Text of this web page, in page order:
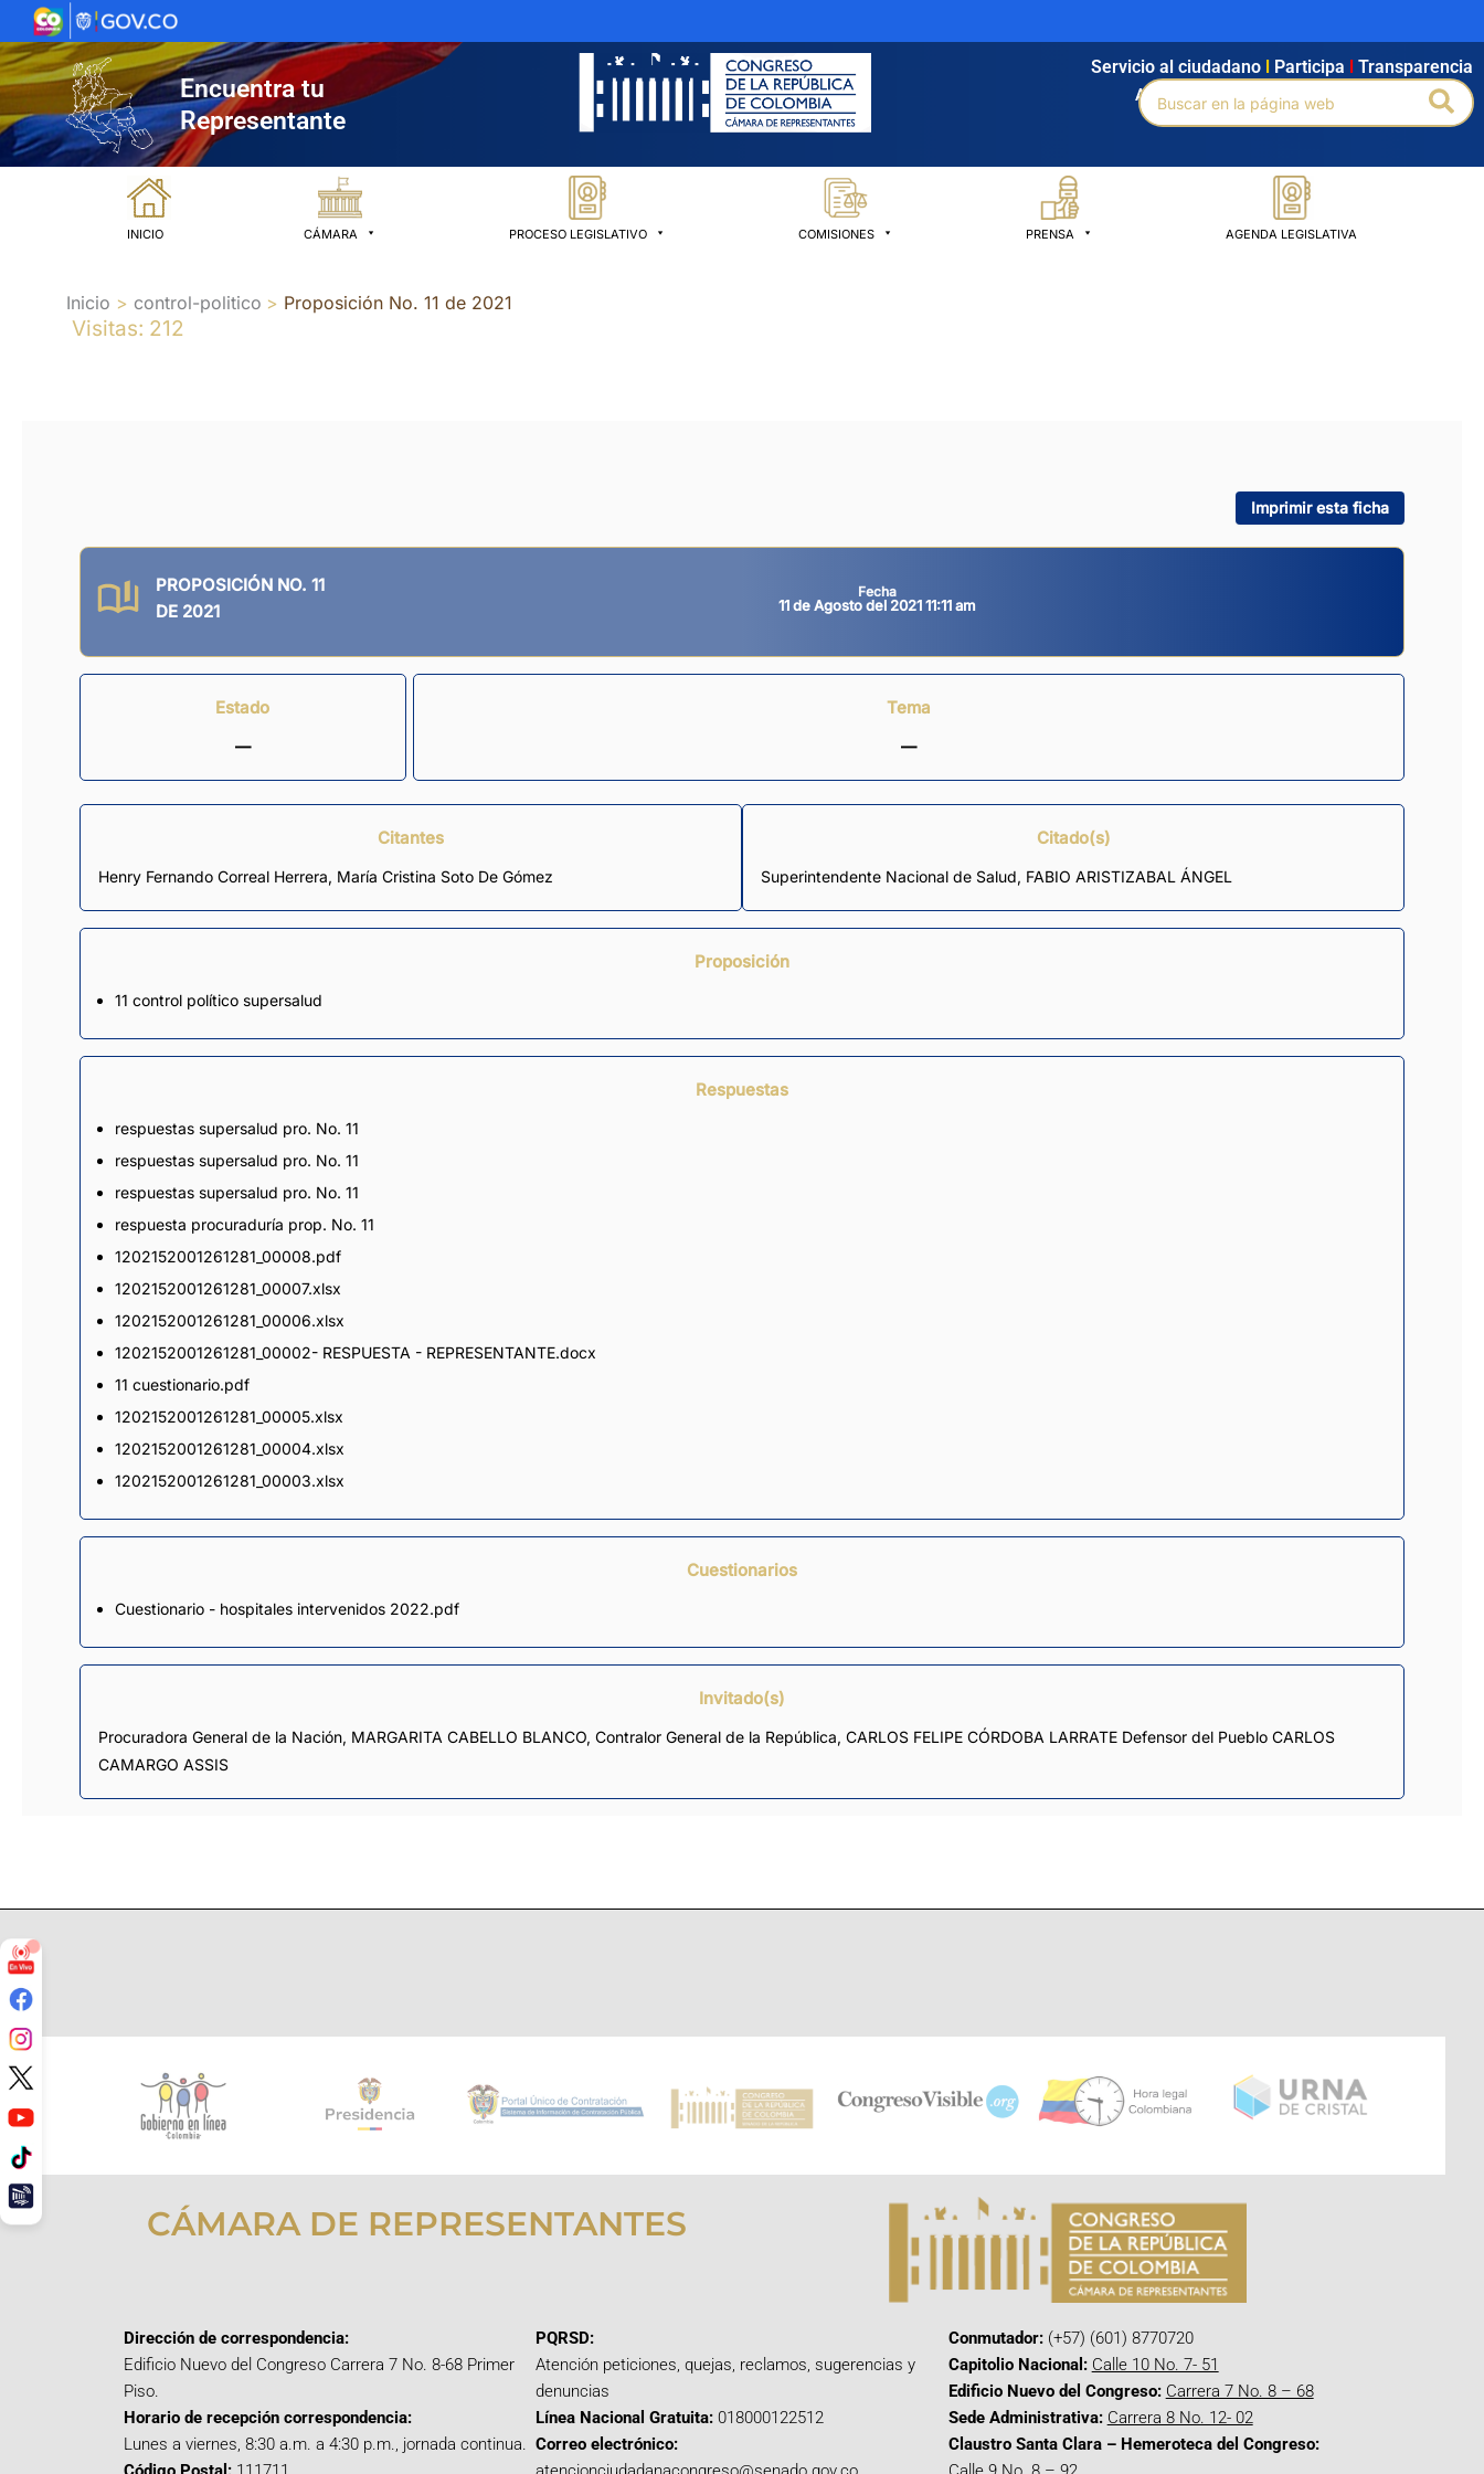
al
contenido
Encuentra tu
Representante
Agendamiento Intranet Búsqueda avanzada
Servicio al ciudadano Participa Transparencia
Buscar
por:
INICIO CÁMARA PROCESO LEGISLATIVO COMISIONES PRENSA AGENDA LEGISLATIVA
Inicio control-politico Proposición No. 11 de 2021
Visitas: 212
Imprimir esta ficha
PROPOSICIÓN NO. 11
DE 2021
Fecha
11 de Agosto del 2021 11:11 am
Estado
—
Tema
—
Citantes
Henry Fernando Correal Herrera, María Cristina Soto De Gómez
Citado(s)
Superintendente Nacional de Salud, FABIO ARISTIZABAL ÁNGEL
Proposición
11 control político supersalud
Respuestas
respuestas supersalud pro. No. 11
respuestas supersalud pro. No. 11
respuestas supersalud pro. No. 11
respuesta procuraduría prop. No. 11
1202152001261281_00008.pdf
1202152001261281_00007.xlsx
1202152001261281_00006.xlsx
1202152001261281_00002- RESPUESTA - REPRESENTANTE.docx
11 cuestionario.pdf
1202152001261281_00005.xlsx
1202152001261281_00004.xlsx
1202152001261281_00003.xlsx
Cuestionarios
Cuestionario - hospitales intervenidos 2022.pdf
Invitado(s)
Procuradora General de la Nación, MARGARITA CABELLO BLANCO, Contralor General de la República, CARLOS FELIPE CÓRDOBA LARRATE Defensor del Pueblo CARLOS
CAMARGO ASSIS
CÁMARA DE REPRESENTANTES
Dirección de correspondencia:
Edificio Nuevo del Congreso Carrera 7 No. 8-68 Primer
Piso.
Horario de recepción correspondencia:
Lunes a viernes, 8:30 a.m. a 4:30 p.m., jornada continua.
PQRSD:
Atención peticiones, quejas, reclamos, sugerencias y
denuncias
Línea Nacional Gratuita: 018000122512
Correo electrónico:
Conmutador:(+57) (601) 8770720
Capitolio Nacional: Calle 10 No. 7- 51
Edificio Nuevo del Congreso: Carrera 7 No. 8 – 68
Sede Administrativa: Carrera 8 No. 12- 02
Claustro Santa Clara – Hemeroteca del Congreso: